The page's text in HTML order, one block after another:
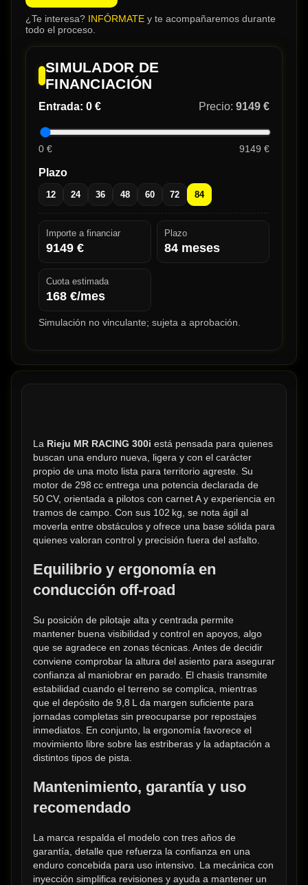
¿Te interesa? INFÓRMATE y te acompañaremos durante
todo el proceso.
SIMULADOR DE
FINANCIACIÓN
Entrada: 0 € Precio: 9149 €
0 € 9149 €
Plazo
12 24 36 48 60 72 84
Importe a financiar
9149 €
Plazo
84 meses
Cuota estimada
168 €/mes
Simulación no vinculante; sujeta a aprobación.
La Rieju MR RACING 300i está pensada para quienes
buscan una enduro nueva, ligera y con el carácter
propio de una moto lista para territorio agreste. Su
motor de 298 cc entrega una potencia declarada de
50 CV, orientada a pilotos con carnet A y experiencia en
tramos de campo. Con sus 102 kg, se nota ágil al
moverla entre obstáculos y ofrece una base sólida para
quienes valoran control y precisión fuera del asfalto.
Equilibrio y ergonomía en
conducción off‑road
Su posición de pilotaje alta y centrada permite
mantener buena visibilidad y control en apoyos, algo
que se agradece en zonas técnicas. Antes de decidir
conviene comprobar la altura del asiento para asegurar
confianza al maniobrar en parado. El chasis transmite
estabilidad cuando el terreno se complica, mientras
que el depósito de 9,8 L da margen suficiente para
jornadas completas sin preocuparse por repostajes
inmediatos. En conjunto, la ergonomía favorece el
movimiento libre sobre las estriberas y la adaptación a
distintos tipos de pista.
Mantenimiento, garantía y uso
recomendado
La marca respalda el modelo con tres años de
garantía, detalle que refuerza la confianza en una
enduro concebida para uso intensivo. La mecánica con
inyección simplifica revisiones y ayuda a mantener un